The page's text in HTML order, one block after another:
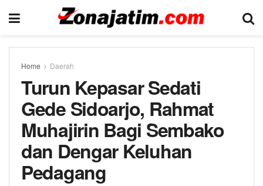
Home Daerah
Turun Kepasar Sedati
Gede Sidoarjo, Rahmat
Muhajirin Bagi Sembako
dan Dengar Keluhan
Pedagang